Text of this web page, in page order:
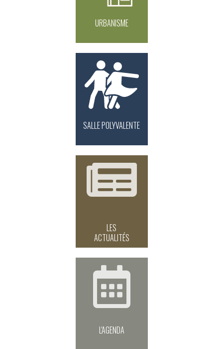
URBANISME
SALLE POLYVALENTE
LES
ACTUALITÉS
L'AGENDA